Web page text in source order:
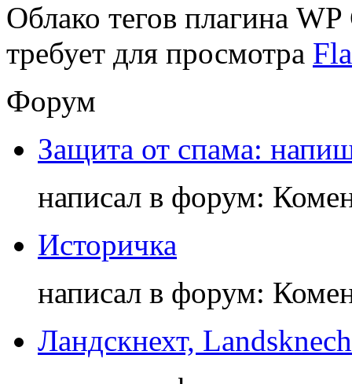
Облако тегов плагина
требует для просмотра
Форум
Защита от спама:
написал в форум:
Историчка
написал в форум:
Ландскнехт,